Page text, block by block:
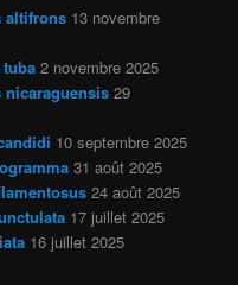
altifrons 13 novembre
2 novembre 2025
29
10 septembre 2025
31 août 2025
24 août 2025
17 juillet 2025
16 juillet 2025